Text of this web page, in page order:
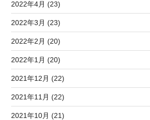
2022年4月 (23)
2022年3月 (23)
2022年2月 (20)
2022年1月 (20)
2021年12月 (22)
2021年11月 (22)
2021年10月 (21)